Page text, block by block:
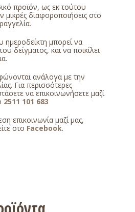
προϊόν, ως εκ τούτου
διαφοροποιήσεις στο
μπορεί να
δείγματος, και να ποικίλει
ανάλογα με την
Για περισσότερες
να επικοινωνήσετε μαζί
2511 101 683
επικοινωνία μαζί μας,
στο Facebook.